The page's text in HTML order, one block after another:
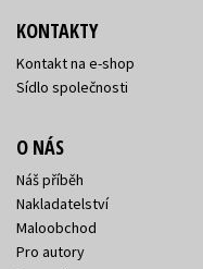
KONTAKTY
Kontakt na e-shop
Sídlo společnosti
O NÁS
Náš příběh
Nakladatelství
Maloobchod
Pro autory